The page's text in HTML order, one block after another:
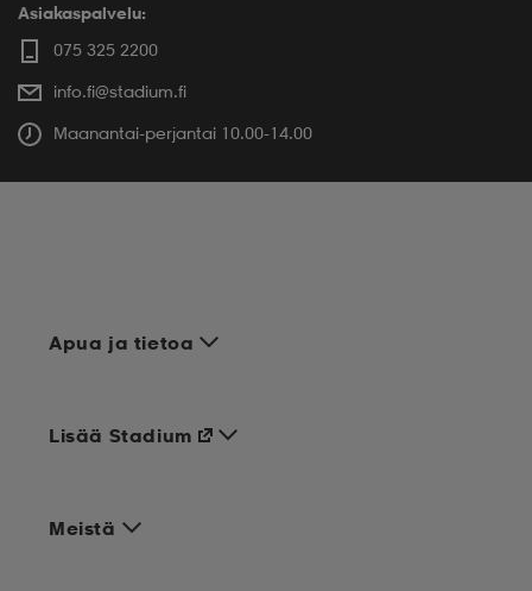
Asiakaspalvelu:
075 325 2200
info.fi@stadium.fi
Maanantai-perjantai 10.00-14.00
Apua ja tietoa
Meistä
Lisää Stadium